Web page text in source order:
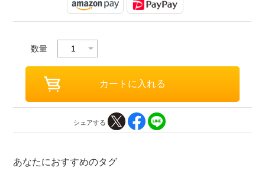
数量
シェアする
あなたにおすすめのタグ